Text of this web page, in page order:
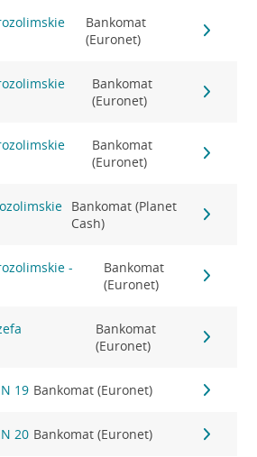
Bankomat
(Euronet)
Bankomat
(Euronet)
Bankomat
(Euronet)
Bankomat (Planet
Cash)
-
Bankomat
(Euronet)
Bankomat
(Euronet)
19 Bankomat (Euronet)
20 Bankomat (Euronet)